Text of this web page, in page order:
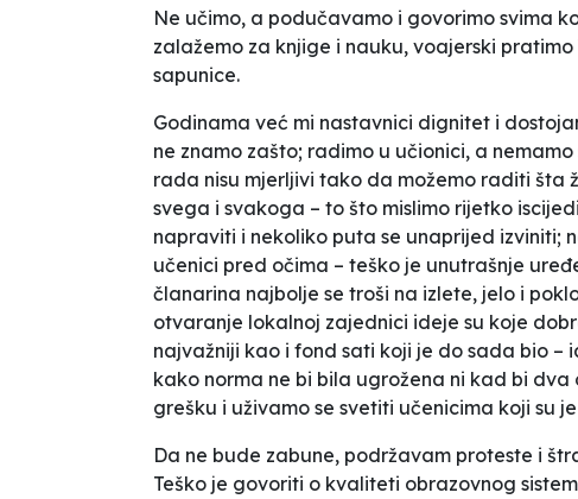
Ne učimo, a podučavamo i govorimo svima
zalažemo za knjige i nauku, voajerski
sapunice.
Godinama već mi nastavnici dignitet i
ne znamo zašto; radimo u učionici, a
rada nisu mjerljivi tako da možemo raditi šta
svega i svakoga – to što mislimo rijetko
napraviti i nekoliko puta se unaprijed izviniti;
učenici pred očima – teško je unutrašnje
članarina najbolje se troši na izlete, jelo i
otvaranje lokalnoj zajednici ideje su koje
najvažniji kao i fond sati koji je do sada bio
kako norma ne bi bila ugrožena ni kad bi
grešku i uživamo se svetiti učenicima koji su
Da ne bude zabune, podržavam proteste i
Teško je govoriti o kvaliteti obrazovnog